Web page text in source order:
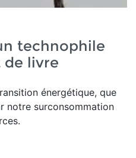
technophile
de livre
énergétique, que
notre surconsommation